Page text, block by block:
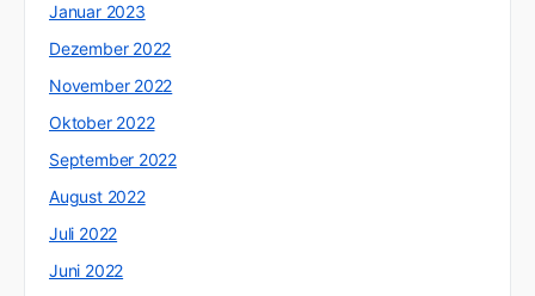
Januar 2023
Dezember 2022
November 2022
Oktober 2022
September 2022
August 2022
Juli 2022
Juni 2022